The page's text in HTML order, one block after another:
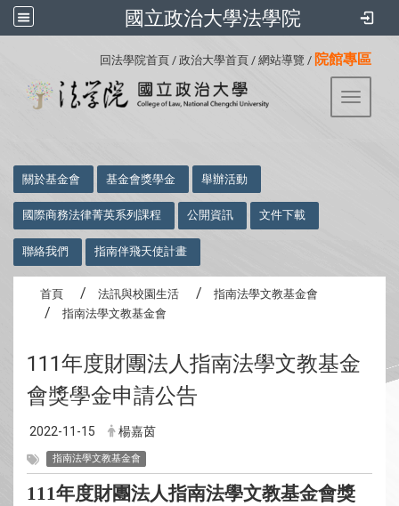
國立政治大學法學院
回法學院首頁 / 政治大學首頁 / 網站導覽 / 院館專區
Toggle
關於基金會 基金會獎學金 舉辦活動
國際商務法律菁英系列課程 公開資訊 文件下載
聯絡我們 指南伴飛天使計畫
首頁 法訊與校園生活
指南法學文教基金會
指南法學文教基金會
111年度財團法人指南法學文教基金
會獎學金申請公告
2022-11-15 楊嘉茵
指南法學文教基金會
111年度財團法人指南法學文教基金會獎